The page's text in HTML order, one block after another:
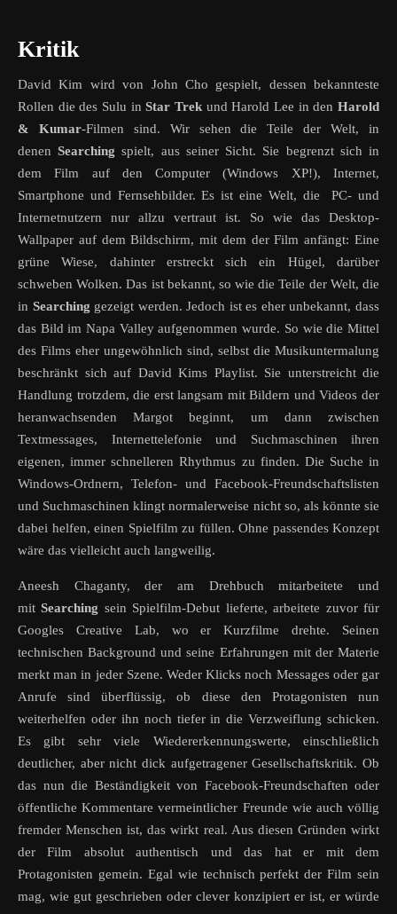
Kritik
David Kim wird von John Cho gespielt, dessen bekannteste
Rollen die des Sulu inStar Trekund Harold Lee in denHarold
& Kumar-Filmen sind. Wir sehen die Teile der Welt, in
denenSearching spielt, aus seiner Sicht. Sie begrenzt sich in
dem Film auf den Computer (Windows XP!), Internet,
Smartphone und Fernsehbilder. Es ist eine Welt, die PC- und
Internetnutzern nur allzu vertraut ist. So wie das Desktop-
Wallpaper auf dem Bildschirm, mit dem der Film anfängt: Eine
grüne Wiese, dahinter erstreckt sich ein Hügel, darüber
schweben Wolken. Das ist bekannt, so wie die Teile der Welt, die
in Searching gezeigt werden. Jedoch ist es eher unbekannt, dass
das Bild im Napa Valley aufgenommen wurde. So wie die Mittel
des Films eher ungewöhnlich sind, selbst die Musikuntermalung
beschränkt sich auf David Kims Playlist. Sie unterstreicht die
Handlung trotzdem, die erst langsam mit Bildern und Videos der
heranwachsenden Margot beginnt, um dann zwischen
Textmessages, Internettelefonie und Suchmaschinen ihren
eigenen, immer schnelleren Rhythmus zu finden. Die Suche in
Windows-Ordnern, Telefon- und Facebook-Freundschaftslisten
und Suchmaschinen klingt normalerweise nicht so, als könnte sie
dabei helfen, einen Spielfilm zu füllen. Ohne passendes Konzept
wäre das vielleicht auch langweilig.
Aneesh Chaganty, der am Drehbuch mitarbeitete und
mit Searching sein Spielfilm-Debut lieferte, arbeitete zuvor für
Googles Creative Lab, wo er Kurzfilme drehte. Seinen
technischen Background und seine Erfahrungen mit der Materie
merkt man in jeder Szene. Weder Klicks noch Messages oder gar
Anrufe sind überflüssig, ob diese den Protagonisten nun
weiterhelfen oder ihn noch tiefer in die Verzweiflung schicken.
Es gibt sehr viele Wiedererkennungswerte, einschließlich
deutlicher, aber nicht dick aufgetragener Gesellschaftskritik. Ob
das nun die Beständigkeit von Facebook-Freundschaften oder
öffentliche Kommentare vermeintlicher Freunde wie auch völlig
fremder Menschen ist, das wirkt real. Aus diesen Gründen wirkt
der Film absolut authentisch und das hat er mit dem
Protagonisten gemein. Egal wie technisch perfekt der Film sein
mag, wie gut geschrieben oder clever konzipiert er ist, er würde